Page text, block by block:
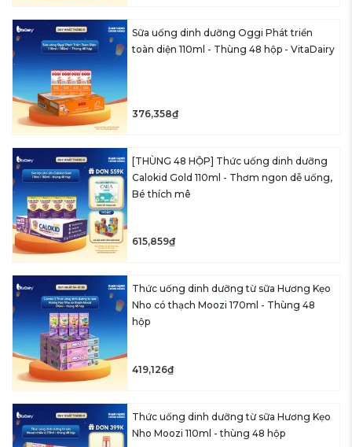
Sữa uống dinh dưỡng Oggi Phát triển
toàn diện 110ml - Thùng 48 hộp - VitaDairy
376,358₫
[THÙNG 48 HỘP] Thức uống dinh dưỡng
Calokid Gold 110ml - Thơm ngon dễ uống,
Bé thích mê
615,859₫
Thức uống dinh dưỡng từ sữa Hương Kẹo
Nho có thạch Moozi 170ml - Thùng 48
hộp
419,126₫
Thức uống dinh dưỡng từ sữa Hương Kẹo
Nho Moozi 110ml - thùng 48 hộp